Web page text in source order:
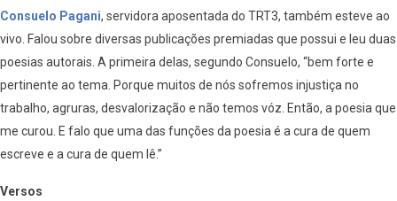
Consuelo Pagani, servidora aposentada do TRT3, também esteve ao
vivo. Falou sobre diversas publicações premiadas que possui e leu duas
poesias autorais. A primeira delas, segundo Consuelo, “bem forte e
pertinente ao tema. Porque muitos de nós sofremos injustiça no
trabalho, agruras, desvalorização e não temos vóz. Então, a poesia que
me curou. E falo que uma das funções da poesia é a cura de quem
escreve e a cura de quem lê.”
Versos